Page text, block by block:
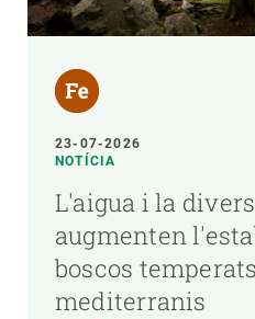
23-07-2026
NOTÍCIA
L'aigua i la
augmenten
boscos
mediterranis